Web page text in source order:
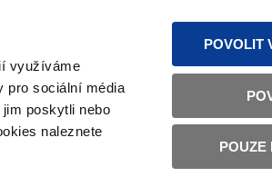
využíváme
pro sociální média
poskytli nebo
naleznete
POVOLIT
POUZE
TEXTOVÁ VERZE